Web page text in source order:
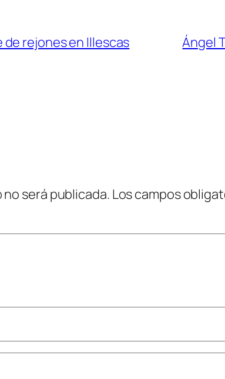
rejones en Illescas Ángel
será publicada. Los campos